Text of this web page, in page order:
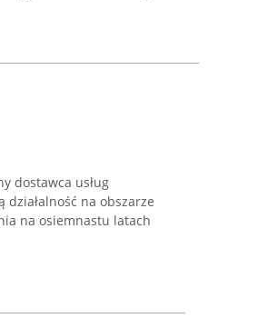
dostawca usług
działalność na obszarze
na osiemnastu latach